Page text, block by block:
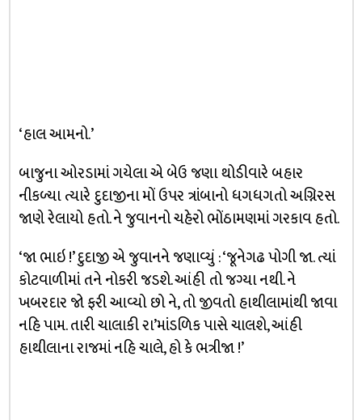
‘હાલ આમનો.’
બાજુના ઓરડામાં ગયેલા એ બેઉ જણા થોડીવારે બહાર
નીકળ્યા ત્યારે દુદાજીના મોં ઉપર ત્રાંબાનો ધગધગતો અગ્નિરસ
જાણે રેલાયો હતો. ને જુવાનનો ચહેરો ભોંઠામણમાં ગરકાવ હતો.
‘જા ભાઇ !’ દુદાજી એ જુવાનને જણાવ્યું : ‘જૂનેગઢ પોગી જા. ત્યાં
કોટવાળીમાં તને નોકરી જડશે. આંહી તો જગ્યા નથી. ને
ખબરદાર જો ફરી આવ્યો છો ને, તો જીવતો હાથીલામાંથી જાવા
નહિ પામ. તારી ચાલાકી રા’માંડળિક પાસે ચાલશે, આંહી
હાથીલાના રાજમાં નહિ ચાલે, હો કે ભત્રીજા !’